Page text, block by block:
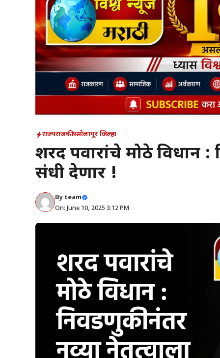
राज्यराजकीयसोलापूर जिल्हा
शरद पवारांचे मोठे विधान :
संधी देणार !
By team
On: June 10, 2025 3:12 PM